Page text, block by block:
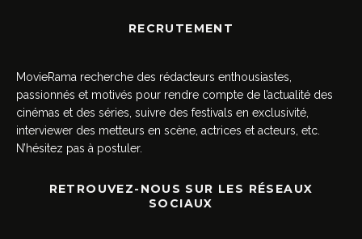
RECRUTEMENT
MovieRama recherche des rédacteurs enthousiastes,
passionnés et motivés pour rendre compte de l’actualité des
cinémas et des séries, suivre des festivals en exclusivité,
interviewer des metteurs en scène, actrices et acteurs, etc.
N’hésitez pas à postuler.
RETROUVEZ-NOUS SUR LES RÉSEAUX
SOCIAUX